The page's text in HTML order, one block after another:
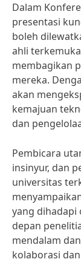
Dalam
presentasi
boleh
ahli
membagikan
mereka.
akan
kemajuan
dan
Pembicara
insinyur, dan
universitas
yang dihadapi
depan
mendalam
kolaborasi